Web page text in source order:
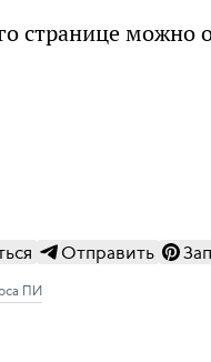
странице
Отправить
ПИ